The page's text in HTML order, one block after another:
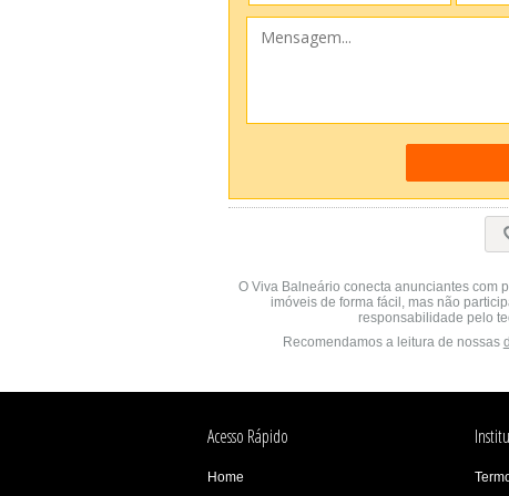
O Viva Balneário conecta anunciantes com
imóveis de forma fácil, mas não
responsabilidade pelo
Recomendamos a leitura de nossas
Acesso Rápido
Home